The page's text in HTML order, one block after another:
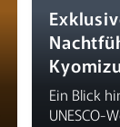
Ein Blick
UNESCO-